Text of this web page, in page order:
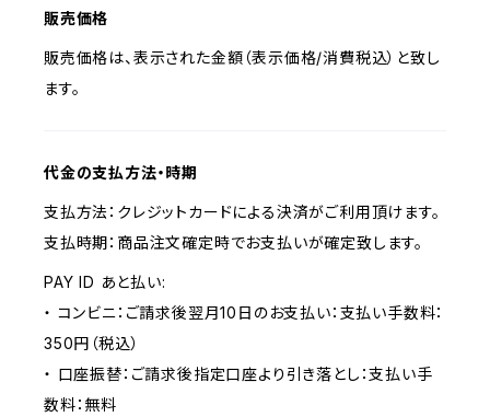
販売価格
販売価格は、表示された金額（表示価格/消費税込）と致し
ます。
代金の支払方法・時期
支払方法：クレジットカードによる決済がご利用頂けます。
支払時期：商品注文確定時でお支払いが確定致します。
PAY ID あと払い:
・ コンビニ：ご請求後翌月10日のお支払い：支払い手数料：
350円（税込）
・ 口座振替：ご請求後指定口座より引き落とし：支払い手
数料：無料